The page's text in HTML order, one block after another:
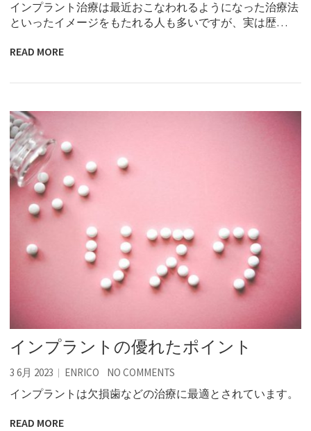
インプラント治療は最近おこなわれるようになった治療法
といったイメージをもたれる人も多いですが、実は歴…
READ MORE
インプラントの優れたポイント
3 6月 2023 ENRICO NO COMMENTS
インプラントは欠損歯などの治療に最適とされています。
READ MORE